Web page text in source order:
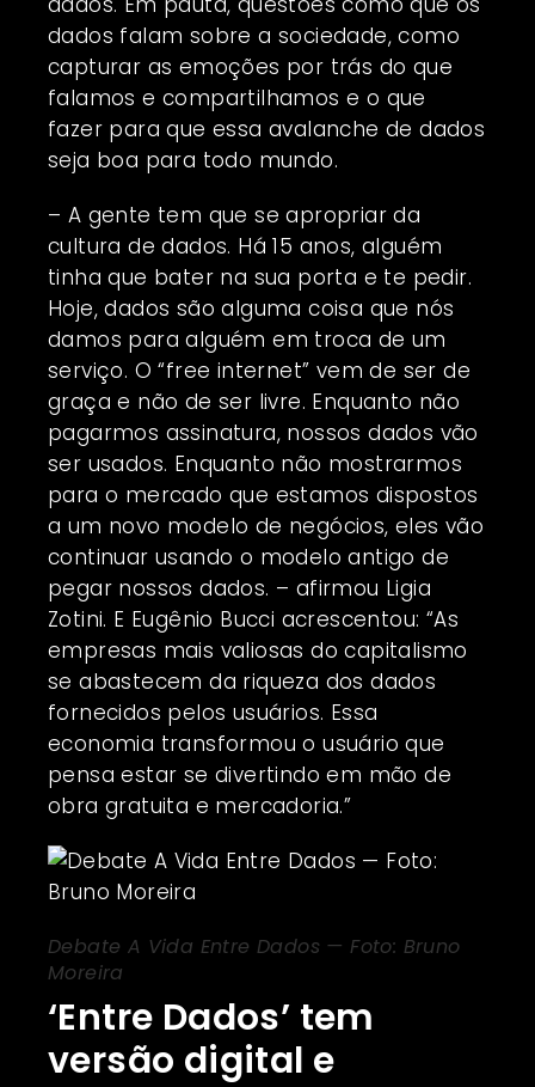
dados falam sobre a sociedade, como
capturar as emoções por trás do que
falamos e compartilhamos e o que
fazer para que essa avalanche de dados
seja boa para todo mundo.
– A gente tem que se apropriar da
cultura de dados. Há 15 anos, alguém
tinha que bater na sua porta e te pedir.
Hoje, dados são alguma coisa que nós
damos para alguém em troca de um
serviço. O “free internet” vem de ser de
graça e não de ser livre. Enquanto não
pagarmos assinatura, nossos dados vão
ser usados. Enquanto não mostrarmos
para o mercado que estamos dispostos
a um novo modelo de negócios, eles vão
continuar usando o modelo antigo de
pegar nossos dados. – afirmou Ligia
Zotini. E Eugênio Bucci acrescentou: “As
empresas mais valiosas do capitalismo
se abastecem da riqueza dos dados
fornecidos pelos usuários. Essa
economia transformou o usuário que
pensa estar se divertindo em mão de
obra gratuita e mercadoria.”
Debate A Vida Entre Dados — Foto: Bruno
Moreira
‘Entre Dados’ tem
versão digital e